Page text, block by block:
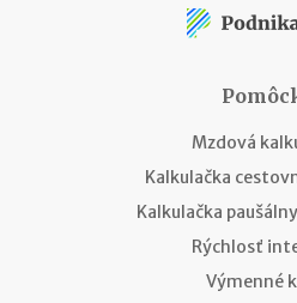
Mzdová
Kalkulačka
Kalkulačka
Rýchlosť
Výmenné